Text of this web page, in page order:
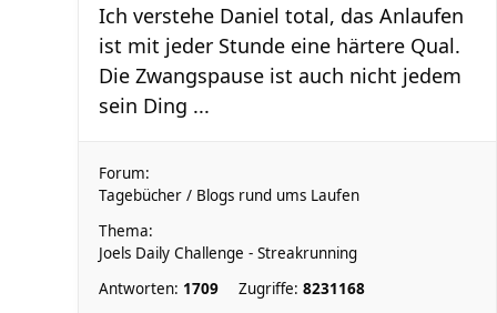
Ich verstehe Daniel total, das Anlaufen
ist mit jeder Stunde eine härtere Qual.
Die Zwangspause ist auch nicht jedem
sein Ding ...
Forum:
Tagebücher / Blogs rund ums Laufen
Thema:
Joels Daily Challenge - Streakrunning
Antworten: 1709 Zugriffe: 8231168